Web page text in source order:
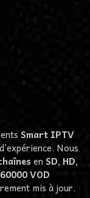
Smart IPTV
Nous
en SD, HD,
60000VOD
mis à jour.